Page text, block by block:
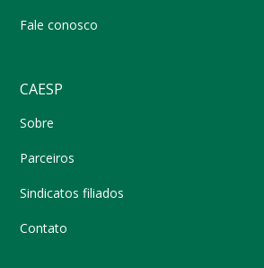
Fale conosco
CAESP
Sobre
Parceiros
Sindicatos filiados
Contato